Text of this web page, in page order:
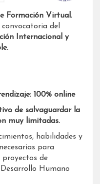
Formación Virtual.
del
Internacional y
100% online
de salvaguardar la
muy limitadas.
habilidades y
para
proyectos de
Humano